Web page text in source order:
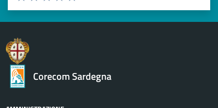
Valuta 5 stelle su 5
Valuta 4 stelle su 5
Valuta 3 stelle su 5
Valuta 2 stelle su 5
Valuta 1 stelle su 5
Corecom Sardegna